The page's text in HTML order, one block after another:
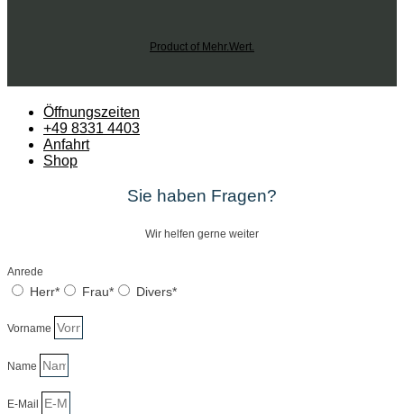
Product of Mehr.Wert.
Öffnungszeiten
+49 8331 4403
Anfahrt
Shop
Sie haben Fragen?
Wir helfen gerne weiter
Anrede
Herr* Frau* Divers*
Vorname
Name
E-Mail